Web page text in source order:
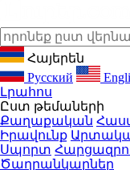
Հայերեն
Русский
Լրահոս
Ըստ թեմաների
Քաղաքական
Իրավունք
Սպորտ
Ծաղրանկարներ